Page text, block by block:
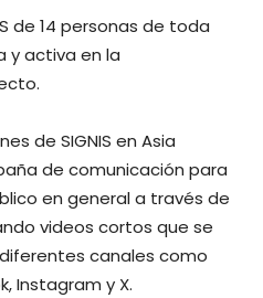
de 14 personas de toda
y activa en la
de SIGNIS en Asia
de comunicación para
en general a través de
videos cortos que se
canales como
Instagram y X.